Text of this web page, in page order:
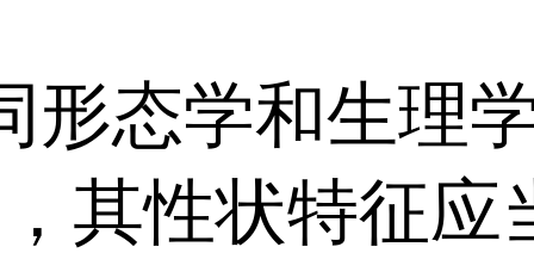
学和生理学特
其性状特征